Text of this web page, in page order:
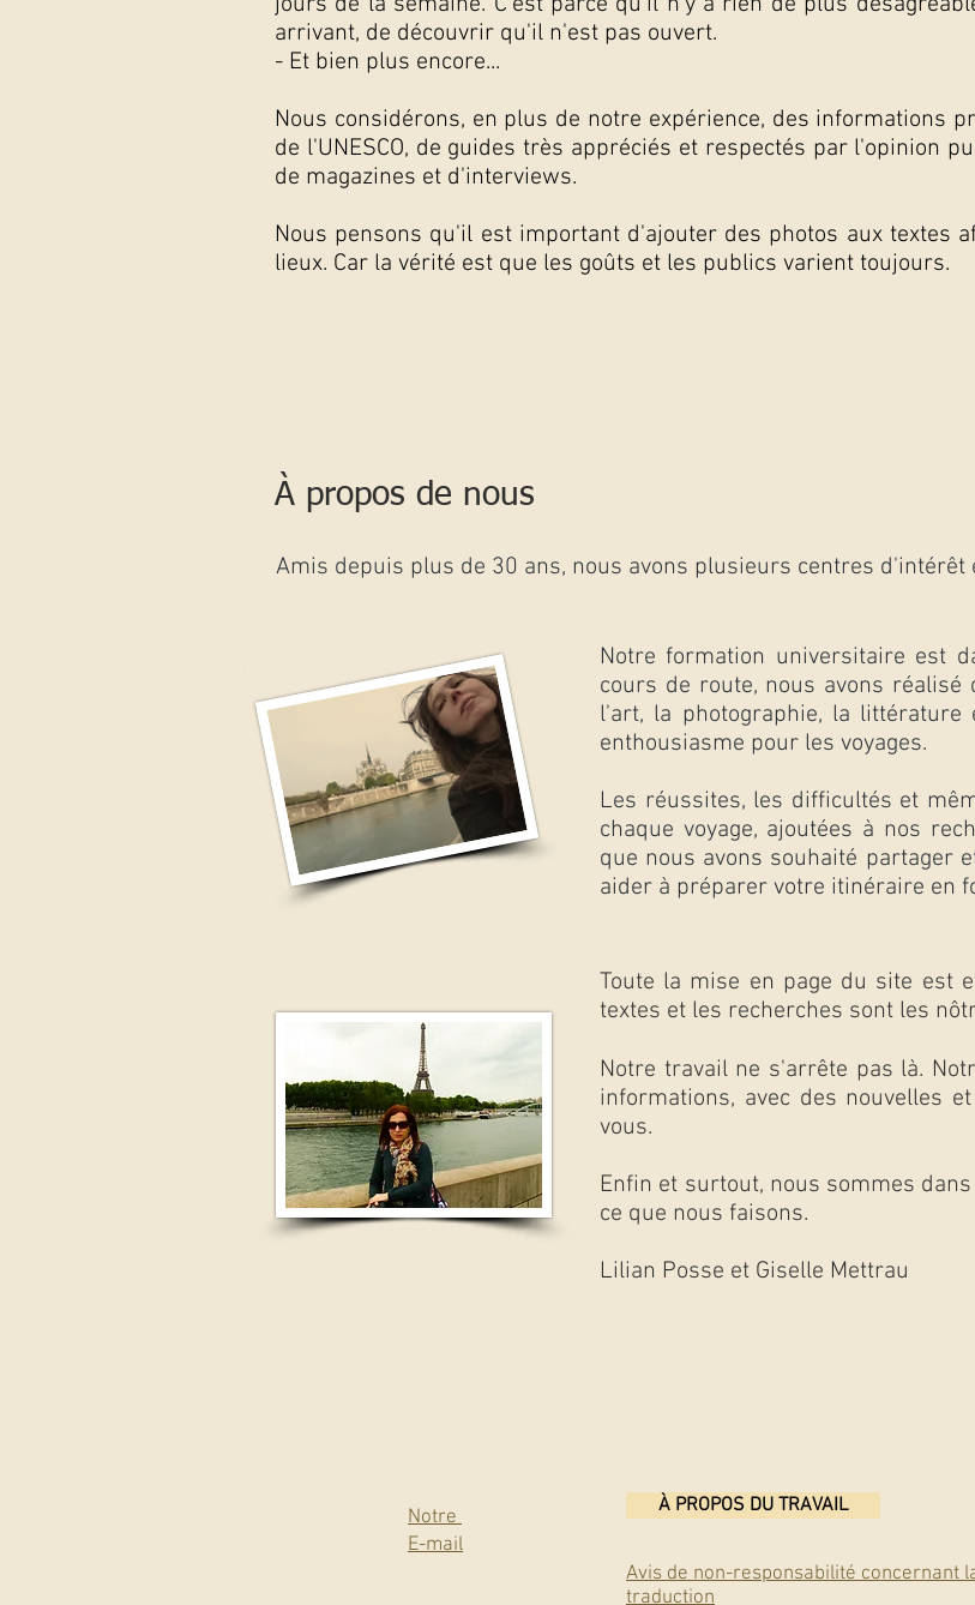
arrivant, de découvrir qu'il n'est pas ouvert.
- Et bien plus encore...
Nous considérons, en plus de notre expérience, des informations
de l'UNESCO, de guides très appréciés et respectés par l'opinion
de magazines et d'interviews.
Nous pensons qu'il est important d'ajouter des photos aux textes
lieux. Car la vérité est que les goûts et les publics varient toujours.
Toute la mise en page du site est
textes et les recherches sont les
Notre travail ne s'arrête pas là.
informations, avec des nouvelles
vous.
Enfin et surtout, nous sommes
ce que nous faisons.
Lilian Posse et Giselle Mettrau
Amis depuis plus de 30 ans, nous avons plusieurs centres
À propos de nous
Notre formation universitaire est
cours de route, nous avons
l'art, la photographie, la
enthousiasme pour les voyages.
Les réussites, les difficultés et
chaque voyage, ajoutées à nos
que nous avons souhaité partager
aider à préparer votre itinéraire en
Notre
E-mail
À PROPOS DU TRAVAIL
Avis de non-responsabilité concernant
traduction